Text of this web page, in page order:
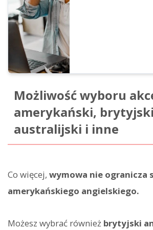
Możliwość wyboru
amerykański,
australijski i inne
Co więcej, wymowa nie ogranicza
amerykańskiego angielskiego.
Możesz wybrać również brytyjski